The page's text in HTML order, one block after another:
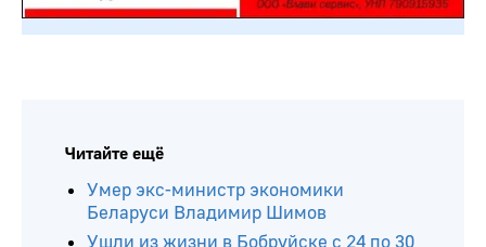
Читайте ещё
Умер экс-министр экономики
Беларуси Владимир Шимов
Ушли из жизни в Бобруйске с 24 по 30